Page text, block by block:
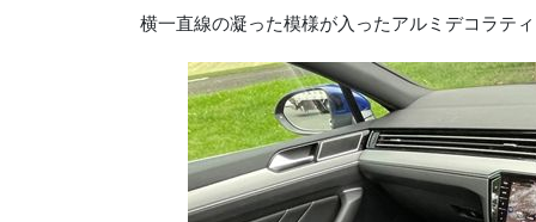
横一直線の凝った模様が入ったアルミデコラテ